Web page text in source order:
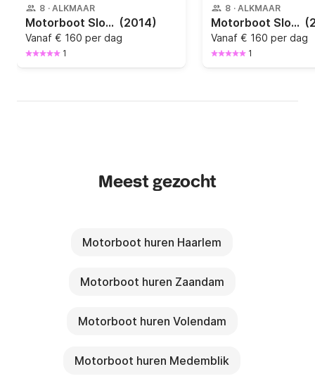
8 · ALKMAAR
Motorboot Sloep 8 personen (2014)
Vanaf € 160 per dag
1
8 · ALKMAAR
Motorboot Sloep 8 personen
Vanaf € 160 per dag
1
Meest gezocht
Motorboot huren Haarlem
Motorboot huren Zaandam
Motorboot huren Volendam
Motorboot huren Medemblik